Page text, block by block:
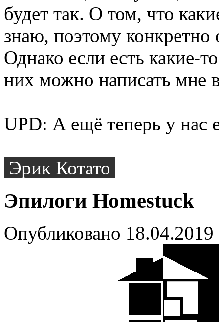
будет так. О том, что
знаю, поэтому конкретно
Однако если есть какие-
них можно написать мне
UPD: А ещё теперь у нас
Эрик Котато
Эпилоги Homestuck
Опубликовано 18.04.2019